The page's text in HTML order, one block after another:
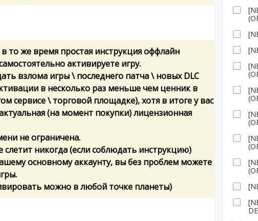
то же время простая инструкция оффлайн
активируете игру.
взлома игры \ последнего патча \ новых DLC
в несколько раз меньше чем ценник в
сервисе \ торговой площадке), хотя в итоге у вас
(на момент покупки) лицензионная
не ограничена.
слетит никогда (если соблюдать инструкцию)
основному аккаунту, вы без проблем можете
можно в любой точке планеты)